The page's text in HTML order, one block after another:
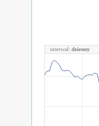
interwał: dzienny